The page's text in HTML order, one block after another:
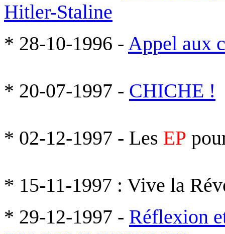
Hitler-Staline
* 28-10-1996 - Appel aux
* 20-07-1997 - CHICHE !
* 02-12-1997 - Les EP
* 15-11-1997 : Vive la
* 29-12-1997 - Réflexion